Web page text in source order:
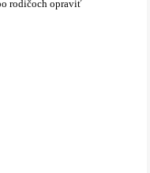
rodičoch opraviť